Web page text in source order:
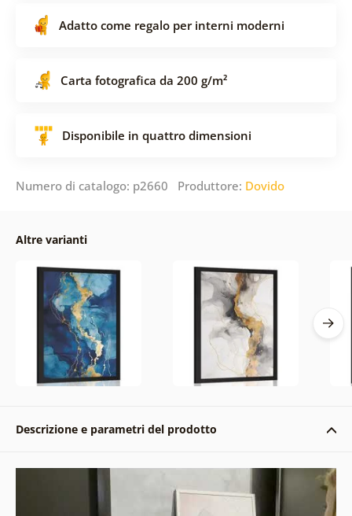
Adatto come regalo per interni moderni
Carta fotografica da 200 g/m²
Disponibile in quattro dimensioni
Numero di catalogo: p2660 Produttore: Dovido
Altre varianti
Descrizione e parametri del prodotto